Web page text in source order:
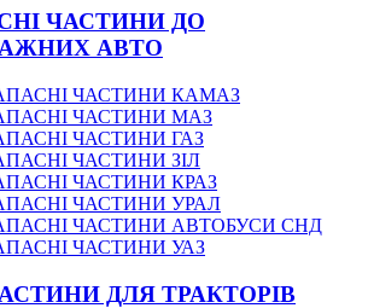
ЧАСТИНИ ДО
АВТО
ЧАСТИНИ КАМАЗ
ЧАСТИНИ МАЗ
ЧАСТИНИ ГАЗ
ЧАСТИНИ ЗІЛ
ЧАСТИНИ КРАЗ
ЧАСТИНИ УРАЛ
ЧАСТИНИ АВТОБУСИ СНД
ЧАСТИНИ УАЗ
ДЛЯ ТРАКТОРІВ